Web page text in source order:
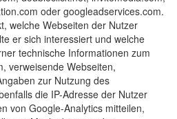
oder googleadservices.com.
welche Webseiten der Nutzer
er sich interessiert und welche
technische Informationen zum
verweisende Webseiten,
zur Nutzung des
die IP-Adresse der Nutzer
von Google-Analytics mitteilen,